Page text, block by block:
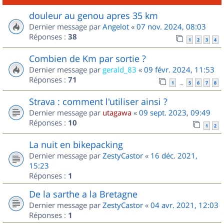
douleur au genou apres 35 km
Dernier message par Angelot « 07 nov. 2024, 08:03
Réponses : 38 1 2 3 4
Combien de Km par sortie ?
Dernier message par gerald_83 « 09 févr. 2024, 11:53
Réponses : 71 1 … 5 6 7 8
Strava : comment l'utiliser ainsi ?
Dernier message par utagawa « 09 sept. 2023, 09:49
Réponses : 10 1 2
La nuit en bikepacking
Dernier message par ZestyCastor « 16 déc. 2021,
15:23
Réponses : 1
De la sarthe a la Bretagne
Dernier message par ZestyCastor « 04 avr. 2021, 12:03
Réponses : 1